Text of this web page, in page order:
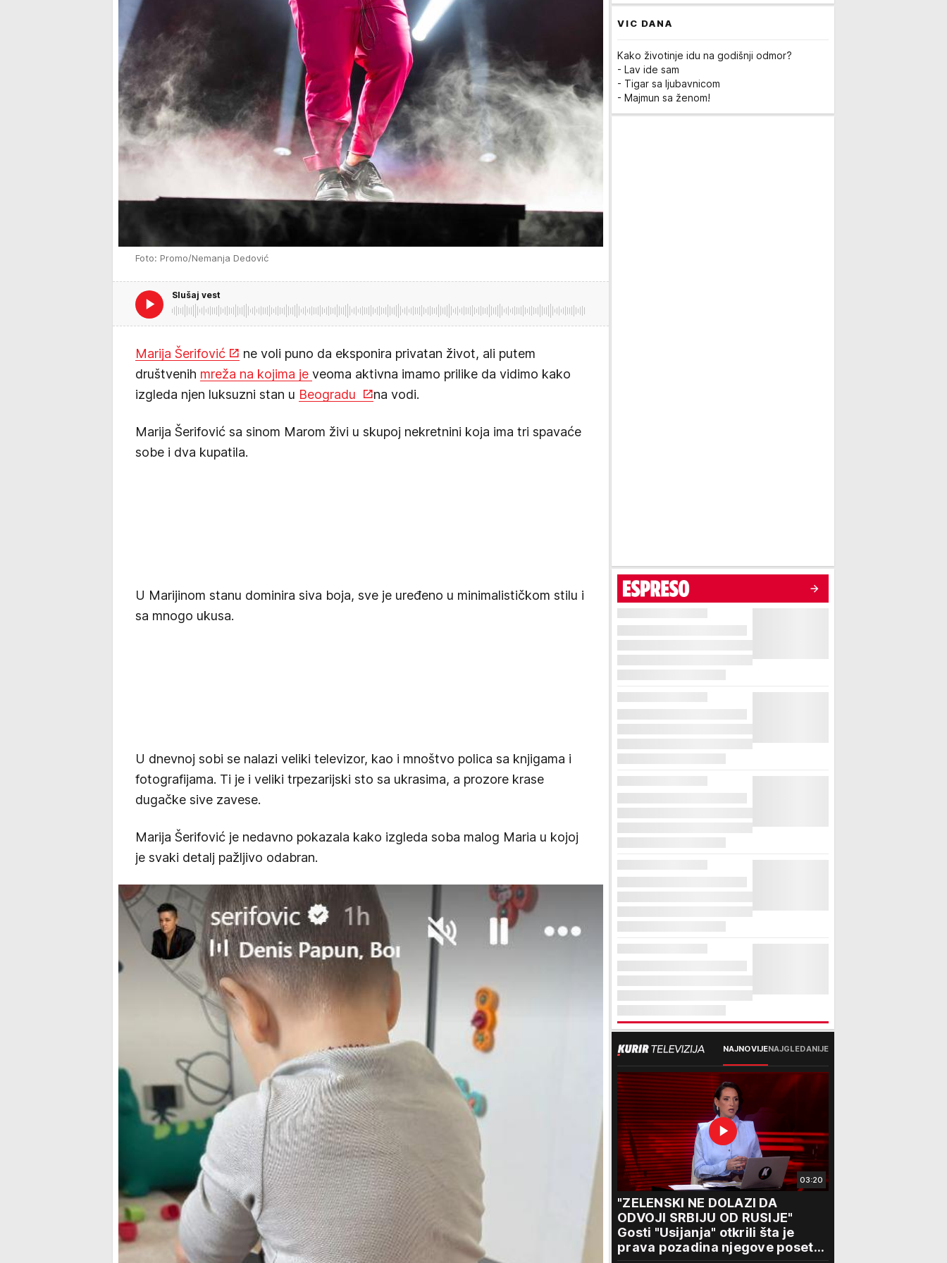
Foto: Promo/Nemanja Dedović
Slušaj vest
Marija Šerifović
ne voli puno da eksponira privatan život, ali putem
društvenih mreža na kojima je veoma aktivna imamo prilike da vidimo kako
izgleda njen luksuzni stan u Beogradu na vodi.
Marija Šerifović sa sinom Marom živi u skupoj nekretnini koja ima tri spavaće
sobe i dva kupatila.
U Marijinom stanu dominira siva boja, sve je uređeno u minimalističkom stilu i
sa mnogo ukusa.
U dnevnoj sobi se nalazi veliki televizor, kao i mnoštvo polica sa knjigama i
fotografijama. Ti je i veliki trpezarijski sto sa ukrasima, a prozore krase
dugačke sive zavese.
Marija Šerifović je nedavno pokazala kako izgleda soba malog Maria u kojoj
je svaki detalj pažljivo odabran.
VIC DANA
Kako životinje idu na godišnji odmor?
- Lav ide sam
- Tigar sa ljubavnicom
- Majmun sa ženom!
NAJNOVIJENAJGLEDANIJE
03:20
"ZELENSKI NE DOLAZI DA
ODVOJI SRBIJU OD RUSIJE"
Gosti "Usijanja" otkrili šta je
prava pozadina njegove posete